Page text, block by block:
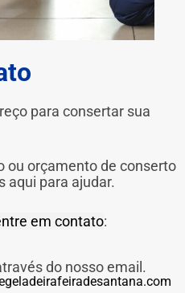
para consertar sua
ou orçamento de conserto
aqui para ajudar.
em contato:
do nosso email.